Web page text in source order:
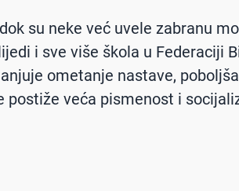
su neke već uvele zabranu
i sve više škola u Federaciji
ometanje nastave,
postiže veća pismenost i